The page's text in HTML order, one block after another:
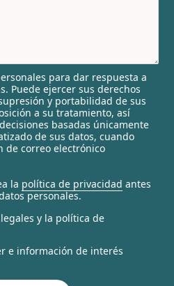
para dar respuesta a
Puede ejercer sus derechos
y portabilidad de sus
a su tratamiento, así
basadas únicamente
de sus datos, cuando
de correo electrónico
la política de privacidad antes
personales.
y la política de
e información de interés